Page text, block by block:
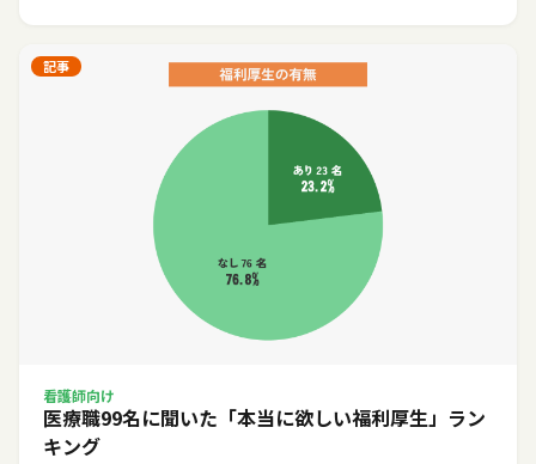
記事
看護師向け
医療職99名に聞いた「本当に欲しい福利厚生」ラン
キング